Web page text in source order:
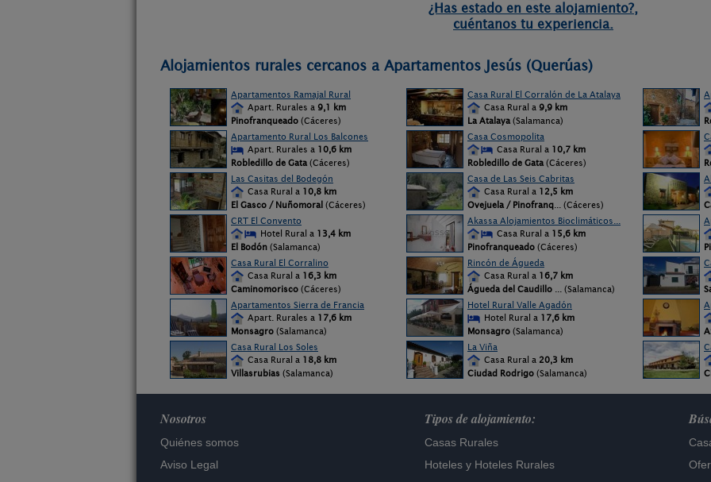
¿Has estado en este alojamiento?,
cuéntanos tu experiencia.
Alojamientos rurales cercanos a Apartamentos Jesús (Querúas)
Apartamentos Ramajal Rural
Apart. Rurales a 9,1 km
Pinofranqueado (Cáceres)
Casa Rural El Corralón de La Atalaya
Casa Rural a 9,9 km
La Atalaya (Salamanca)
Apartamento Rural Los Balcones
Apart. Rurales a 10,6 km
Robledillo de Gata (Cáceres)
Casa Cosmopolita
Casa Rural a 10,7 km
Robledillo de Gata (Cáceres)
Las Casitas del Bodegón
Casa Rural a 10,8 km
El Gasco / Nuñomoral (Cáceres)
Casa de Las Seis Cabritas
Casa Rural a 12,5 km
Ovejuela / Pinofranq... (Cáceres)
CRT El Convento
Hotel Rural a 13,4 km
El Bodón (Salamanca)
Akassa Alojamientos Bioclimáticos...
Casa Rural a 15,6 km
Pinofranqueado (Cáceres)
Casa Rural El Corralino
Casa Rural a 16,3 km
Caminomorisco (Cáceres)
Rincón de Águeda
Casa Rural a 16,7 km
Águeda del Caudillo ... (Salamanca)
Apartamentos Sierra de Francia
Apart. Rurales a 17,6 km
Monsagro (Salamanca)
Hotel Rural Valle Agadón
Hotel Rural a 17,6 km
Monsagro (Salamanca)
Casa Rural Los Soles
Casa Rural a 18,8 km
Villasrubias (Salamanca)
La Viña
Casa Rural a 20,3 km
Ciudad Rodrigo (Salamanca)
Nosotros
Quiénes somos
Aviso Legal
Tipos de alojamiento:
Casas Rurales
Hoteles y Hoteles Rurales